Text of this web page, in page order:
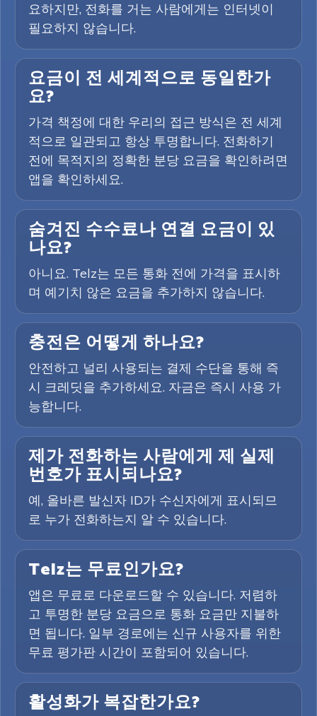
요하지만, 전화를 거는 사람에게는 인터넷이
필요하지 않습니다.
요금이 전 세계적으로 동일한가
요?
가격 책정에 대한 우리의 접근 방식은 전 세계
적으로 일관되고 항상 투명합니다. 전화하기
전에 목적지의 정확한 분당 요금을 확인하려면
앱을 확인하세요.
숨겨진 수수료나 연결 요금이 있
나요?
아니요. Telz는 모든 통화 전에 가격을 표시하
며 예기치 않은 요금을 추가하지 않습니다.
충전은 어떻게 하나요?
안전하고 널리 사용되는 결제 수단을 통해 즉
시 크레딧을 추가하세요. 자금은 즉시 사용 가
능합니다.
제가 전화하는 사람에게 제 실제
번호가 표시되나요?
예, 올바른 발신자 ID가 수신자에게 표시되므
로 누가 전화하는지 알 수 있습니다.
Telz는 무료인가요?
앱은 무료로 다운로드할 수 있습니다. 저렴하
고 투명한 분당 요금으로 통화 요금만 지불하
면 됩니다. 일부 경로에는 신규 사용자를 위한
무료 평가판 시간이 포함되어 있습니다.
활성화가 복잡한가요?